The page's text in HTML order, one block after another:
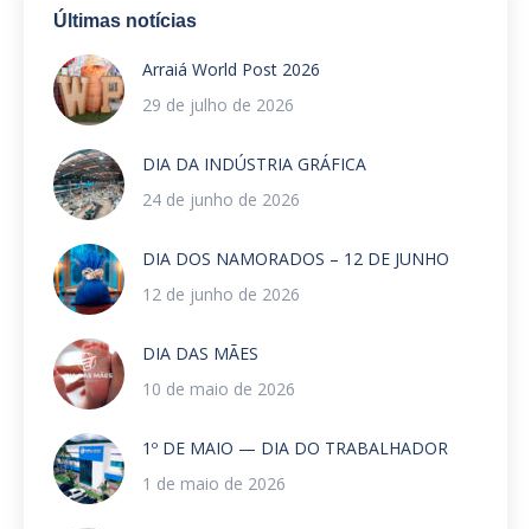
Últimas notícias
Arraiá World Post 2026
29 de julho de 2026
DIA DA INDÚSTRIA GRÁFICA
24 de junho de 2026
DIA DOS NAMORADOS – 12 DE JUNHO
12 de junho de 2026
DIA DAS MÃES
10 de maio de 2026
1º DE MAIO — DIA DO TRABALHADOR
1 de maio de 2026